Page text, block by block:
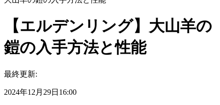
【エルデンリング】大山羊の
鎧の入手方法と性能
最終更新:
2024年12月29日16:00